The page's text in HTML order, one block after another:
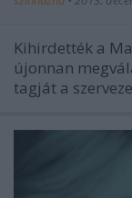
Kihirdették a
újonnan
tagját a